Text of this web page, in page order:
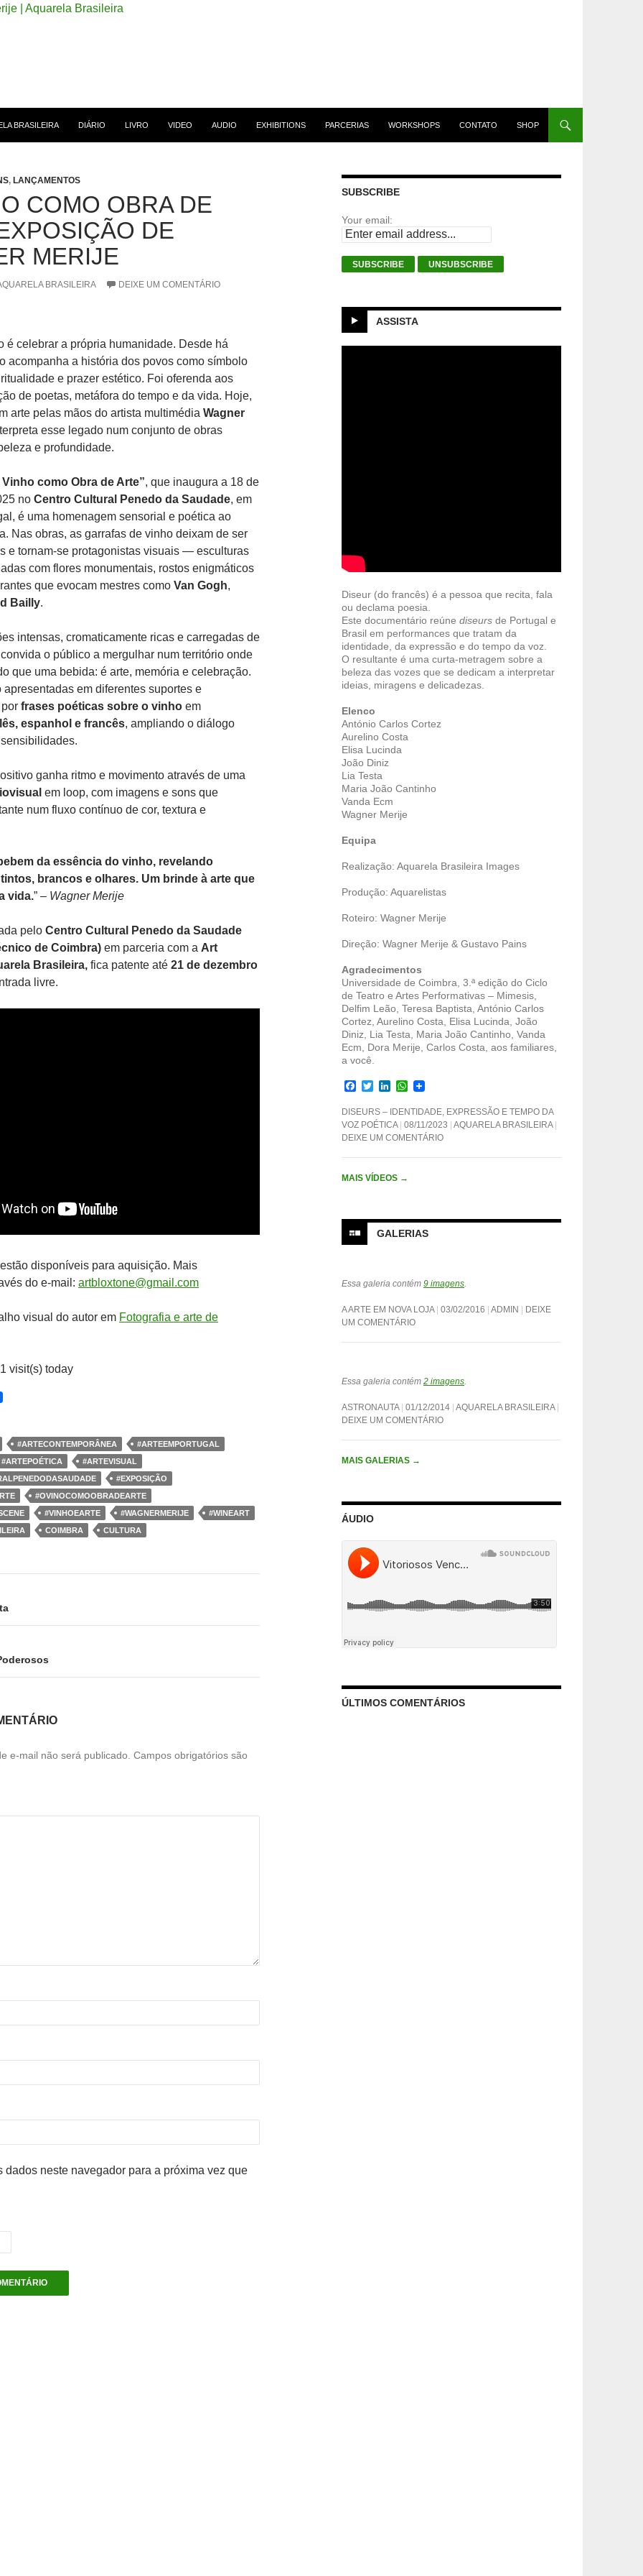
BRASILEIRA
DIÁRIO LIVRO VIDEO AUDIO EXHIBITIONS PARCERIAS WORKSHOPS CONTATO SHOP
, LANÇAMENTOS
COMO OBRA DE
DE
MERIJE
BRASILEIRA DEIXE UM COMENTÁRIO
é celebrar a própria humanidade. Desde há
acompanha a história dos povos como símbolo
e prazer estético. Foi oferenda aos
de poetas, metáfora do tempo e da vida. Hoje,
arte pelas mãos do artista multimédia Wagner
esse legado num conjunto de obras
e profundidade.
Vinho como Obra de Arte”, que inaugura a 18 de
no Centro Cultural Penedo da Saudade, em
é uma homenagem sensorial e poética ao
Nas obras, as garrafas de vinho deixam de ser
e tornam-se protagonistas visuais — esculturas
com flores monumentais, rostos enigmáticos
que evocam mestres como Van Gogh,
Bailly.
intensas, cromaticamente ricas e carregadas de
o público a mergulhar num território onde
que uma bebida: é arte, memória e celebração.
apresentadas em diferentes suportes e
frases poéticas sobre o vinho em
espanhol e francês, ampliando o diálogo
ganha ritmo e movimento através de uma
em loop, com imagens e sons que
num fluxo contínuo de cor, textura e
da essência do vinho, revelando
brancos e olhares. Um brinde à arte que
vida.” – Wagner Merije
pelo Centro Cultural Penedo da Saudade
de Coimbra) em parceria com a Art
Brasileira, fica patente até 21 de dezembro
livre.
disponíveis para aquisição. Mais
do e-mail: artbloxtone@gmail.com
visual do autor em Fotografia e arte de
visit(s) today
#ARTECONTEMPORÂNEA
#ARTEEMPORTUGAL
#ARTEPOÉTICA
#ARTEVISUAL
#EXPOSIÇÃO
#OVINOCOMOOBRADEARTE
#VINHOEARTE #WAGNERMERIJE
#WINEART
COIMBRA CULTURA
e-mail não será publicado. Campos obrigatórios são
dados neste navegador para a próxima vez que
SUBSCRIBE
Your email:
ASSISTA
Diseur (do francês) é a pessoa que recita, fala
ou declama poesia.
Este documentário reúne diseurs de Portugal e
Brasil em performances que tratam da
identidade, da expressão e do tempo da voz.
O resultante é uma curta-metragem sobre a
beleza das vozes que se dedicam a interpretar
ideias, miragens e delicadezas.
Elenco
António Carlos Cortez
Aurelino Costa
Elisa Lucinda
João Diniz
Lia Testa
Maria João Cantinho
Vanda Ecm
Wagner Merije
Equipa
Realização: Aquarela Brasileira Images
Produção: Aquarelistas
Roteiro: Wagner Merije
Direção: Wagner Merije & Gustavo Pains
Agradecimentos
Universidade de Coimbra, 3.ª edição do Ciclo
de Teatro e Artes Performativas – Mimesis,
Delfim Leão, Teresa Baptista, António Carlos
Cortez, Aurelino Costa, Elisa Lucinda, João
Diniz, Lia Testa, Maria João Cantinho, Vanda
Ecm, Dora Merije, Carlos Costa, aos familiares,
a você.
F
c
e
b
o
o
T
i
t
t
e
r
L
n
k
e
d
I
W
a
t
s
A
p
DISEURS – IDENTIDADE, EXPRESSÃO E TEMPO DA
VOZ POÉTICA
08/11/2023
AQUARELA BRASILEIRA
DEIXE UM COMENTÁRIO
MAIS VÍDEOS →
GALERIAS
Essa galeria contém 9 imagens
A ARTE EM NOVA LOJA 03/02/2016 ADMIN
DEIXE
UM COMENTÁRIO
Essa galeria contém 2 imagens
ASTRONAUTA 01/12/2014 AQUARELA BRASILEIRA
DEIXE UM COMENTÁRIO
MAIS GALERIAS →
ÁUDIO
ÚLTIMOS COMENTÁRIOS